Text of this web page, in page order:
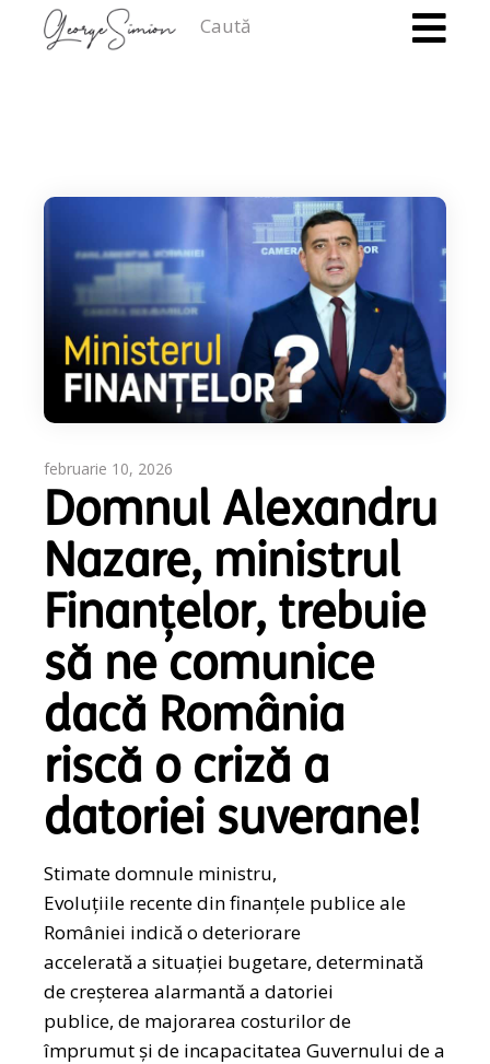
februarie 10, 2026
Domnul Alexandru
Nazare, ministrul
Finanțelor, trebuie
să ne comunice
dacă România
riscă o criză a
datoriei suverane!
Stimate domnule ministru,
Evoluțiile recente din finanțele publice ale
României indică o deteriorare
accelerată a situației bugetare, determinată
de creșterea alarmantă a datoriei
publice, de majorarea costurilor de
împrumut și de incapacitatea Guvernului de a